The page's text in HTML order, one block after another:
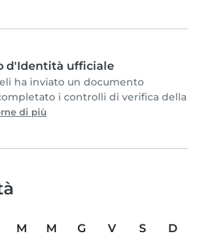
d'Identità ufficiale
ha inviato un documento
i controlli di verifica della
di più
M M G V S
D